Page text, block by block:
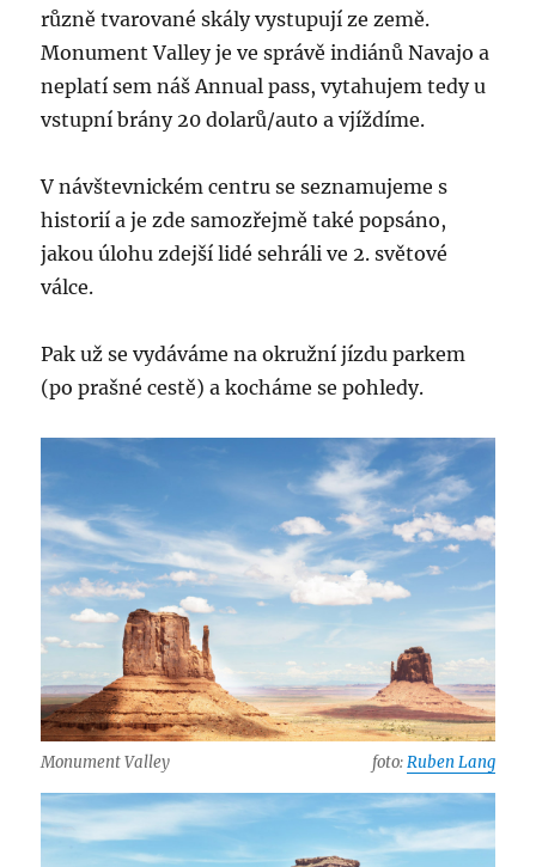
různě tvarované skály vystupují ze země.
Monument Valley je ve správě indiánů Navajo a
neplatí sem náš Annual pass, vytahujem tedy u
vstupní brány 20 dolarů/auto a vjíždíme.
V návštevnickém centru se seznamujeme s
historií a je zde samozřejmě také popsáno,
jakou úlohu zdejší lidé sehráli ve 2. světové
válce.
Pak už se vydáváme na okružní jízdu parkem
(po prašné cestě) a kocháme se pohledy.
Monument Valley foto:Ruben Lang